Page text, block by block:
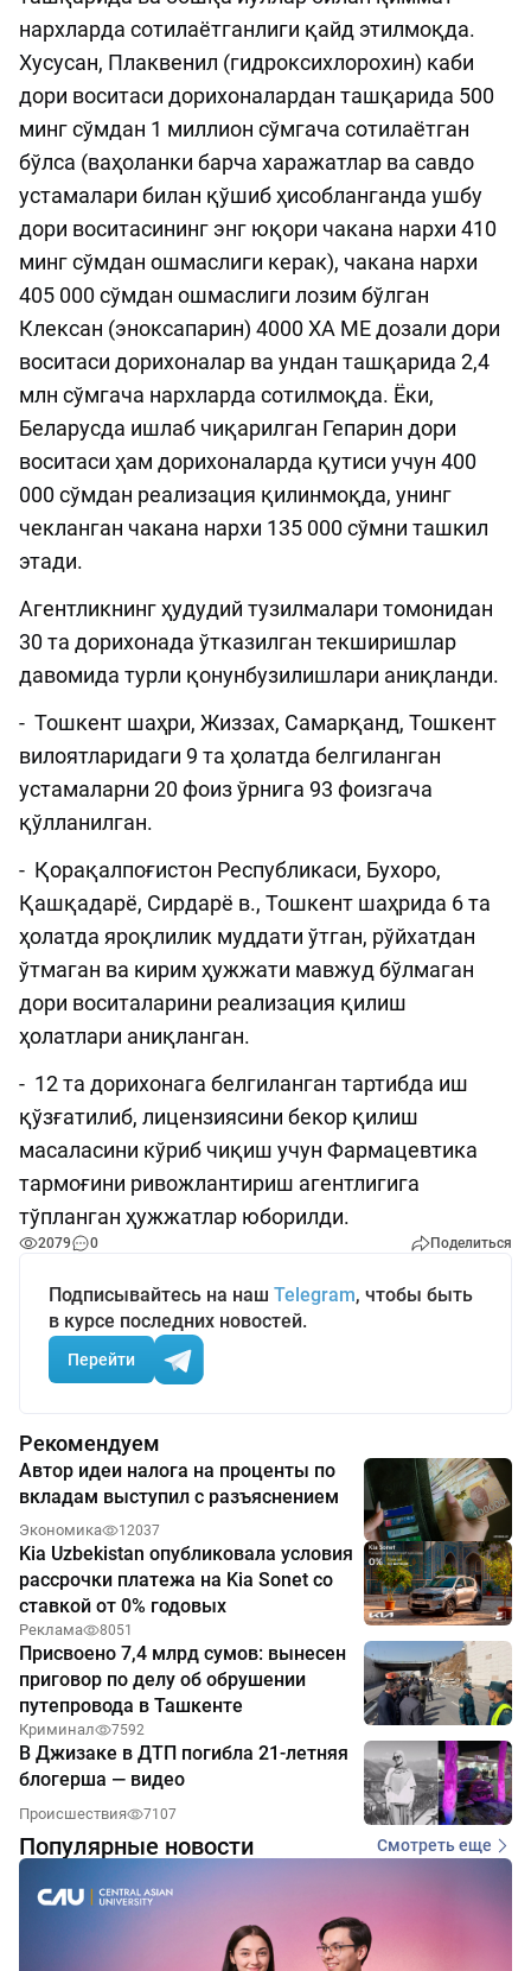
нархларда сотилаётганлиги қайд этилмоқда.
Хусусан, Плаквенил (гидроксихлорохин) каби
дори воситаси дорихоналардан ташқарида 500
минг сўмдан 1 миллион сўмгача сотилаётган
бўлса (ваҳоланки барча харажатлар ва савдо
устамалари билан қўшиб ҳисобланганда ушбу
дори воситасининг энг юқори чакана нархи 410
минг сўмдан ошмаслиги керак), чакана нархи
405 000 сўмдан ошмаслиги лозим бўлган
Клексан (эноксапарин) 4000 ХА МЕ дозали дори
воситаси дорихоналар ва ундан ташқарида 2,4
млн сўмгача нархларда сотилмоқда. Ёки,
Беларусда ишлаб чиқарилган Гепарин дори
воситаси ҳам дорихоналарда қутиси учун 400
000 сўмдан реализация қилинмоқда, унинг
чекланган чакана нархи 135 000 сўмни ташкил
этади.
Агентликнинг ҳудудий тузилмалари томонидан
30 та дорихонада ўтказилган текширишлар
давомида турли қонунбузилишлари аниқланди.
- Тошкент шаҳри, Жиззах, Самарқанд, Тошкент
вилоятларидаги 9 та ҳолатда белгиланган
устамаларни 20 фоиз ўрнига 93 фоизгача
қўлланилган.
- Қорақалпоғистон Республикаси, Бухоро,
Қашқадарё, Сирдарё в., Тошкент шаҳрида 6 та
ҳолатда яроқлилик муддати ўтган, рўйхатдан
ўтмаган ва кирим ҳужжати мавжуд бўлмаган
дори воситаларини реализация қилиш
ҳолатлари аниқланган.
- 12 та дорихонага белгиланган тартибда иш
қўзғатилиб, лицензиясини бекор қилиш
масаласини кўриб чиқиш учун Фармацевтика
тармоғини ривожлантириш агентлигига
тўпланган ҳужжатлар юборилди.
2079 0 Поделиться
Подписывайтесь на наш Telegram, чтобы быть
в курсе последних новостей.
Перейти
Рекомендуем
Автор идеи налога на проценты по
вкладам выступил с разъяснением
Экономика 12037
Kia Uzbekistan опубликовала условия
рассрочки платежа на Kia Sonet со
ставкой от 0% годовых
Реклама 8051
Присвоено 7,4 млрд сумов: вынесен
приговор по делу об обрушении
путепровода в Ташкенте
Криминал 7592
В Джизаке в ДТП погибла 21-летняя
блогерша — видео
Происшествия 7107
Популярные новости Смотреть еще